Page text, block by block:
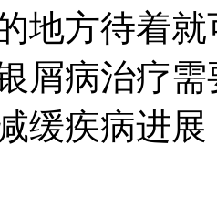
地方待着
屑病治疗
缓疾病进